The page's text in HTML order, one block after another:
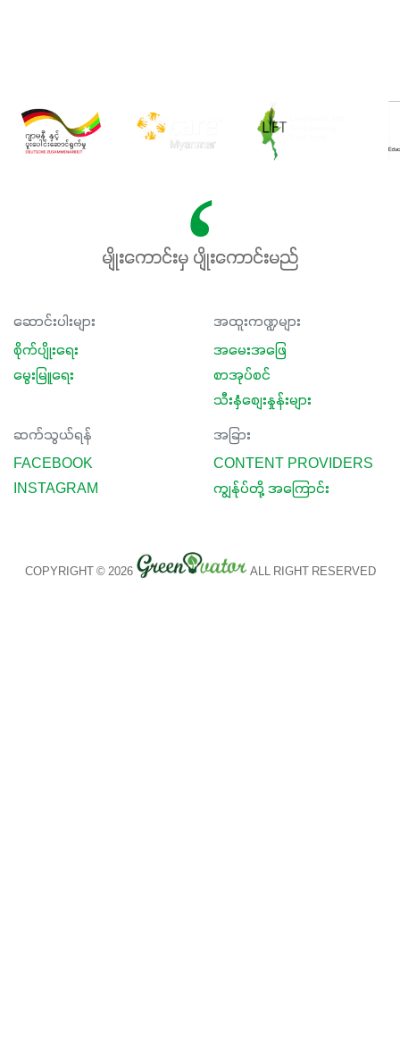
မျိုးကောင်းမှ ပျိုးကောင်းမည်
ဆောင်းပါးများ
စိုက်ပျိုးရေး
မွေးမြူရေး
အထူးကဏ္ဍများ
အမေးအဖြေ
စာအုပ်စင်
သီးနှံစျေးနှုန်းများ
ဆက်သွယ်ရန်
FACEBOOK
INSTAGRAM
အခြား
CONTENT PROVIDERS
ကျွန်ုပ်တို့ အကြောင်း
COPYRIGHT © 2026 ALL RIGHT RESERVED